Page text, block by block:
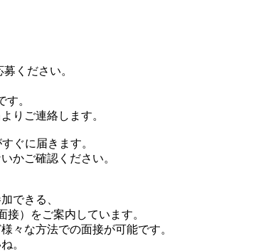
ください。
。
りご連絡します。
ぐに届きます。
かご確認ください。
できる、
）をご案内しています。
々な方法での面接が可能です。
。